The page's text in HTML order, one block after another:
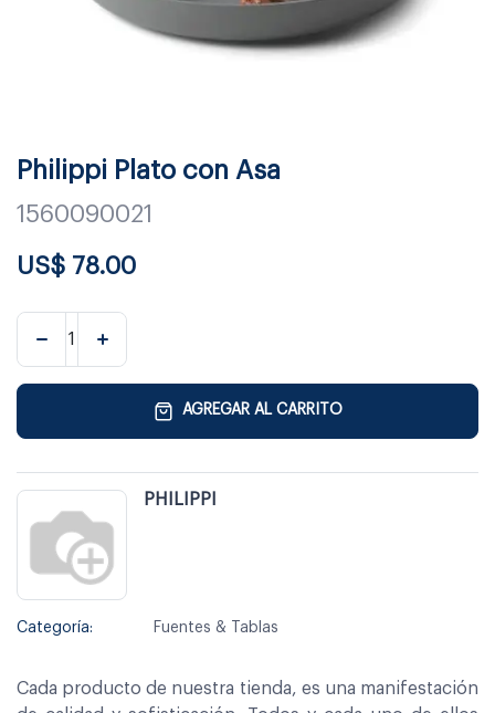
Philippi Plato con Asa
1560090021
US$ 78.00
AGREGAR AL CARRITO
PHILIPPI
Categoría: Fuentes & Tablas
Cada producto de nuestra tienda, es una manifestación